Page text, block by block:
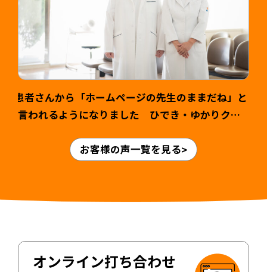
患者さんから「ホームページの先生のままだね」と
言われるようになりました ひでき・ゆかりクリ
お客様の声一覧を見る
オンライン打ち合わせ